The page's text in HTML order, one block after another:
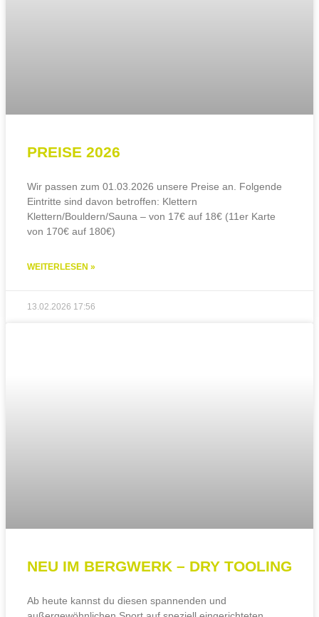
PREISE 2026
Wir passen zum 01.03.2026 unsere Preise an. Folgende
Eintritte sind davon betroffen: Klettern
Klettern/Bouldern/Sauna – von 17€ auf 18€ (11er Karte
von 170€ auf 180€)
WEITERLESEN »
13.02.2026 17:56
NEU IM BERGWERK – DRY TOOLING
Ab heute kannst du diesen spannenden und